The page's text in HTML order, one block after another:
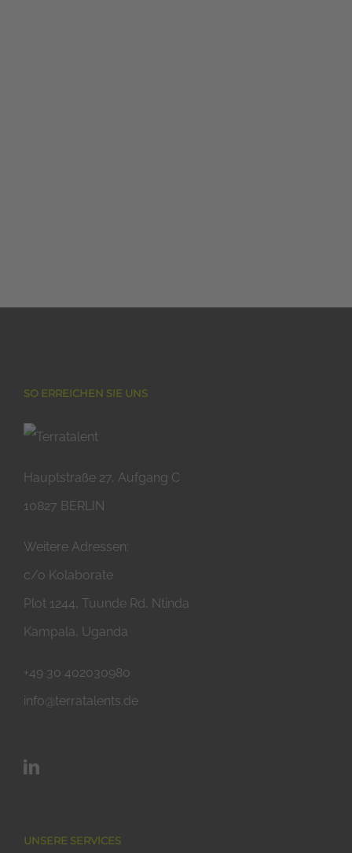
SO ERREICHEN SIE UNS
Hauptstraße 27, Aufgang C
10827 BERLIN
Weitere Adressen:
c/o Kolaborate
Plot 1244, Tuunde Rd, Ntinda
Kampala, Uganda
+49 30 402030980
info@terratalents.de
UNSERE SERVICES